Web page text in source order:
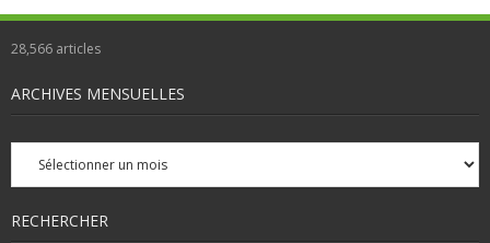
28,566 articles
ARCHIVES MENSUELLES
Archives
mensuelles
RECHERCHER